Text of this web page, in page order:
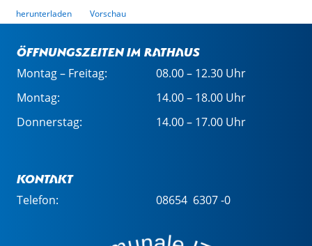
herunterladen Vorschau
Öffnungszeiten im Rathaus
Montag – Freitag:
08.00 – 12.30 Uhr
Montag:
14.00 – 18.00 Uhr
Donnerstag:
14.00 – 17.00 Uhr
Kontakt
Telefon: 08654 6307 -0